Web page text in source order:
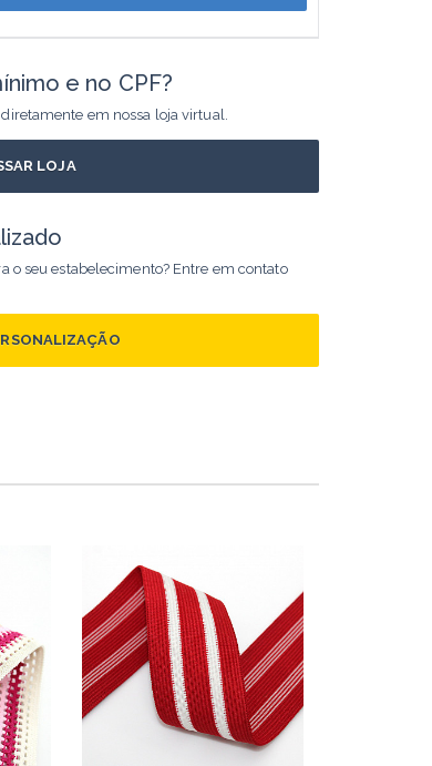
e no CPF?
em nossa loja virtual.
LOJA
o seu estabelecimento? Entre em contato